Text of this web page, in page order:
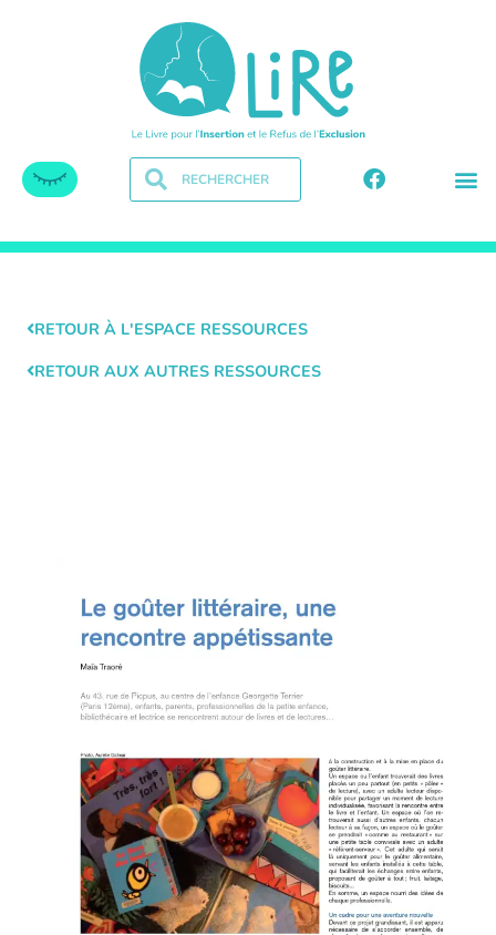
RETOUR À L'ESPACE RESSOURCES
RETOUR AUX AUTRES RESSOURCES